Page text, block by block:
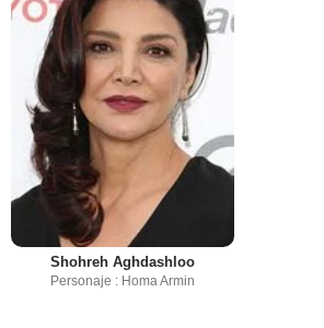
Shohreh Aghdashloo
Personaje : Homa Armin